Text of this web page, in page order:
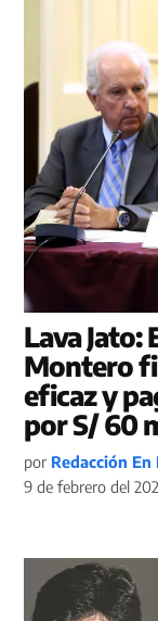
Lava Jato:
Montero
eficaz y
por S/ 60
por Redacción En
9 de febrero del